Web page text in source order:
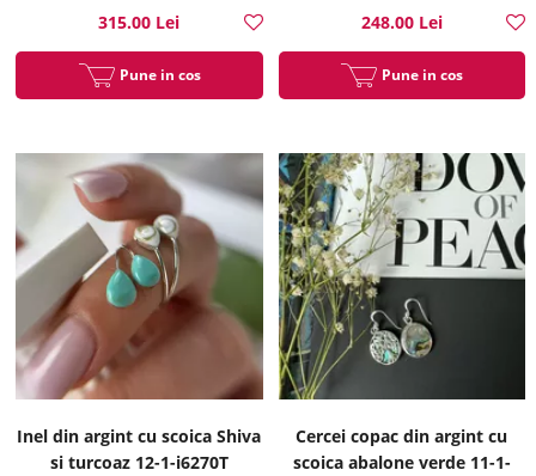
315.00 Lei
Pune in cos
248.00 Lei
Pune in cos
Inel din argint cu scoica Shiva
si turcoaz 12-1-i6270T
Cercei copac din argint cu
scoica abalone verde 11-1-